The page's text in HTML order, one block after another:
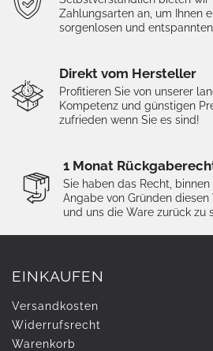
Zahlungsarten an, um Ihnen
sorgenlosen und
Direkt vom Hersteller
Profitieren Sie von unserer
Kompetenz und günstigen
zufrieden wenn Sie es sind!
1 Monat
Sie haben das Recht,
Angabe von Gründen
und uns die Ware zurück zu
EINKAUFEN
Versandkosten
Widerrufs­recht
Warenkorb